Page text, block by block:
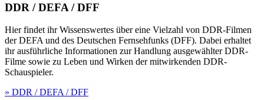
DDR / DEFA / DFF
Hier findet ihr Wissenswertes über eine Vielzahl von DDR-Filmen
der DEFA und des Deutschen Fernsehfunks (DFF). Dabei erhaltet
ihr ausführliche Informationen zur Handlung ausgewählter DDR-
Filme sowie zu Leben und Wirken der mitwirkenden DDR-
Schauspieler.
» DDR / DEFA / DFF